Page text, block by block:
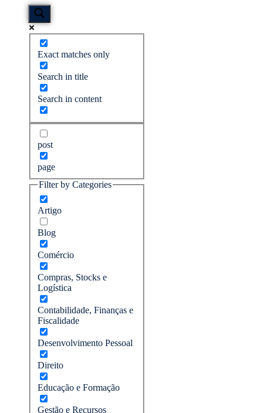
Exact matches only
Search in title
Search in content
post
page
Filter by Categories
Artigo
Blog
Comércio
Compras, Stocks e
Logística
Contabilidade, Finanças e
Fiscalidade
Desenvolvimento Pessoal
Direito
Educação e Formação
Gestão e Recursos